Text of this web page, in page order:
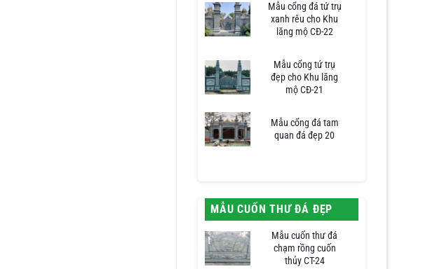
Mẫu cổng đá tứ trụ
xanh rêu cho Khu
lăng mộ CĐ-22
Mẫu cổng tứ trụ
đẹp cho Khu lăng
mộ CĐ-21
Mẫu cổng đá tam
quan đá đẹp 20
MẪU CUỐN THƯ ĐÁ ĐẸP
Mẫu cuốn thư đá
chạm rồng cuốn
thủy CT-24